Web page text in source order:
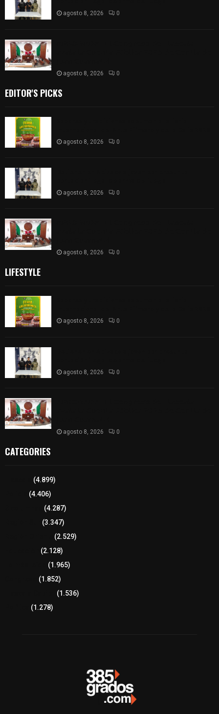
agosto 8, 2026 0
agosto 8, 2026 0
EDITOR'S PICKS
agosto 8, 2026 0
agosto 8, 2026 0
agosto 8, 2026 0
LIFESTYLE
agosto 8, 2026 0
agosto 8, 2026 0
agosto 8, 2026 0
CATEGORIES
(4.899)
(4.406)
(4.287)
(3.347)
(2.529)
(2.128)
(1.965)
(1.852)
(1.536)
(1.278)